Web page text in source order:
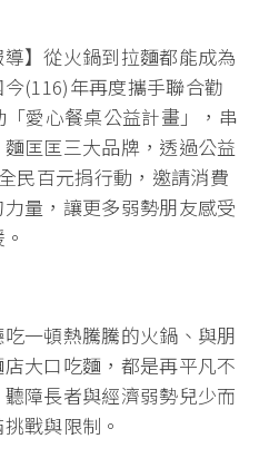
導】從火鍋到拉麵都能成為
(116)年再度攜手聯合勸
愛心餐桌公益計畫」，串
匡匡三大品牌，透過公益
民百元捐行動，邀請消費
量，讓更多弱勢朋友感受
一頓熱騰騰的火鍋、與朋
大口吃麵，都是再平凡不
障長者與經濟弱勢兒少而
戰與限制。